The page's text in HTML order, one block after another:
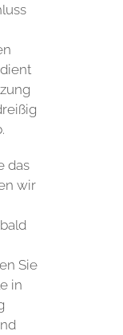
das
wir
Sie
in